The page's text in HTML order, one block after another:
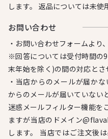
します。 返品については未使
お問い合わせ
・お問い合わせフォームより
※回答については受付時間の
末年始を除く)の間の対応とさ
・当店からのメールが届か
からのメールが届いていない
迷惑メールフィルター機能を
ますが当店のドメイン
します。 当店ではご注文後